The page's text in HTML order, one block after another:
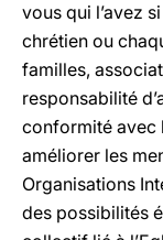
vous qui l’avez
chrétien ou
familles,
responsabilité
conformité avec
améliorer les
Organisations
des possibilités